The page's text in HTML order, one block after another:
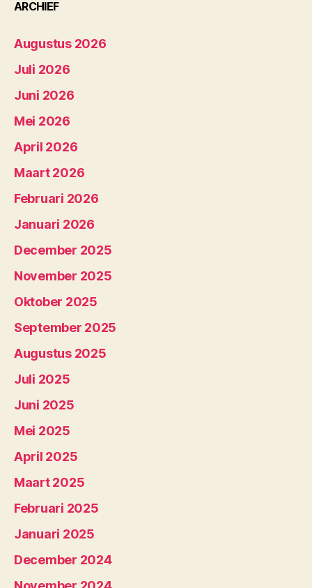
ARCHIEF
Augustus 2026
Juli 2026
Juni 2026
Mei 2026
April 2026
Maart 2026
Februari 2026
Januari 2026
December 2025
November 2025
Oktober 2025
September 2025
Augustus 2025
Juli 2025
Juni 2025
Mei 2025
April 2025
Maart 2025
Februari 2025
Januari 2025
December 2024